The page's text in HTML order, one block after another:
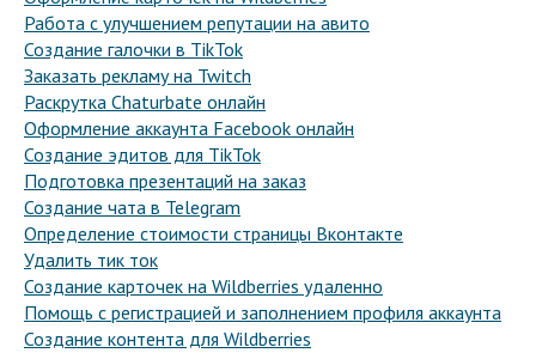
Работа с улучшением репутации на авито
Создание галочки в TikTok
Заказать рекламу на Twitch
Раскрутка Chaturbate онлайн
Оформление аккаунта Facebook онлайн
Создание эдитов для TikTok
Подготовка презентаций на заказ
Создание чата в Telegram
Определение стоимости страницы Вконтакте
Удалить тик ток
Создание карточек на Wildberries удаленно
Помощь с регистрацией и заполнением профиля аккаунта
Создание контента для Wildberries